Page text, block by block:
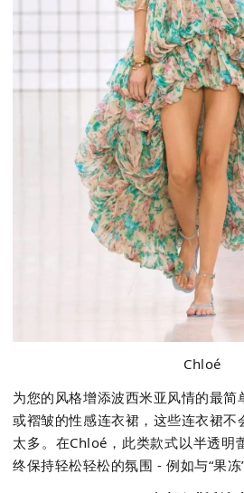
Chloé
为您的风格增添波西米亚风情的最简
或褶皱的性感连衣裙，这些连衣裙不
太多。在Chloé，此类款式以半透明
终保持轻松轻松的氛围 -例如与“果冻